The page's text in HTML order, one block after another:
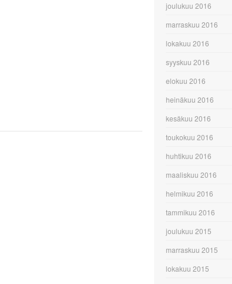
joulukuu 2016
marraskuu 2016
lokakuu 2016
syyskuu 2016
elokuu 2016
heinäkuu 2016
kesäkuu 2016
toukokuu 2016
huhtikuu 2016
maaliskuu 2016
helmikuu 2016
tammikuu 2016
joulukuu 2015
marraskuu 2015
lokakuu 2015